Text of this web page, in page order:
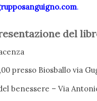
.
del
presso Biosballo via
benessere – Via